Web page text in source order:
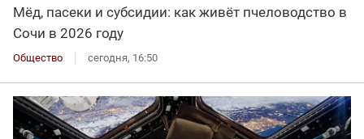
Мёд, пасеки и субсидии: как живёт пчеловодство в
Сочи в 2026 году
Общество сегодня, 16:50